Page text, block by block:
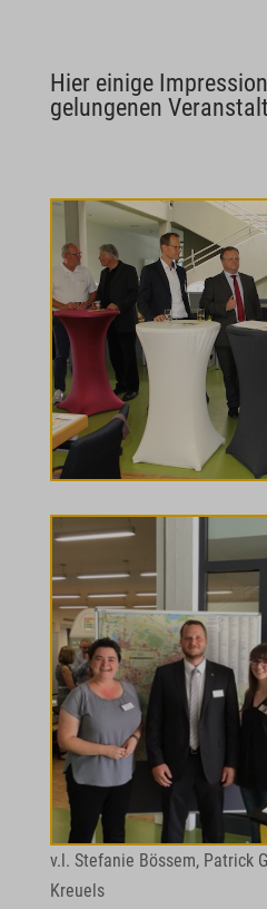
Hier einige
gelungenen
v.l. Stefanie Bössem, Patrick
Kreuels